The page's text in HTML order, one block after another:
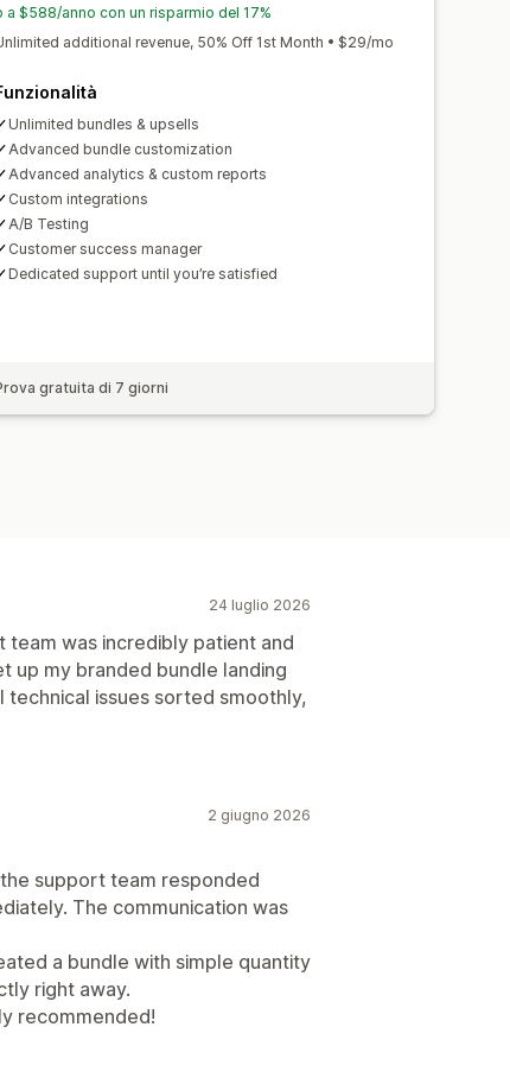
dinamici Prezzi personalizzati
Campagne
Reportistica Analisi
a $588/anno con un risparmio del 17%
additional revenue, 50% Off 1st Month • $29/mo
Unlimited bundles & upsells
Advanced bundle customization
Advanced analytics & custom reports
Custom integrations
A/B Testing
Customer success manager
Dedicated support until you’re satisfied
gratuita di 7 giorni
24 luglio 2026
team was incredibly patient and
up my branded bundle landing
technical issues sorted smoothly,
2 giugno 2026
support team responded
The communication was
a bundle with simple quantity
right away.
recommended!